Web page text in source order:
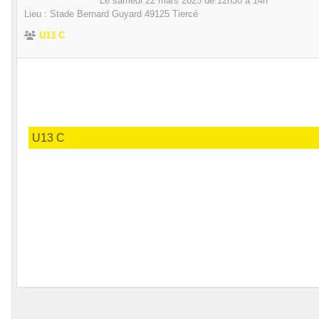
Lieu : Stade Bernard Guyard 49125 Tiercé
U13 C
U13 C